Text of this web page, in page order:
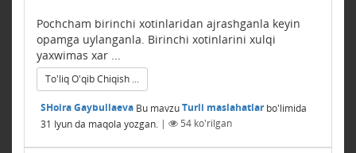
Pochcham birinchi xotinlaridan ajrashganla keyin
opamga uylanganla. Birinchi xotinlarini xulqi
yaxwimas xar ...
To'liq O'qib Chiqish ...
SHoira Gaybullaeva Bu mavzuTurli maslahatlarbo'limida
31 Iyunda maqola yozgan. | 54 ko'rilgan